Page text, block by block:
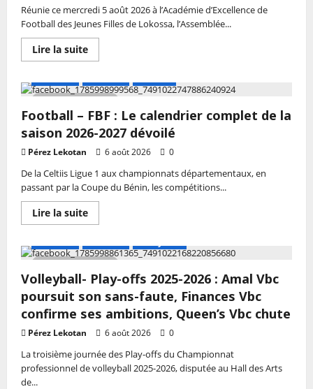
sifflet
béninois
à
Abidjan
Réunie ce mercredi 5 août 2026 à l’Académie d’Excellence de
Football des Jeunes Filles de Lokossa, l’Assemblée...
Lire la suiteEn
savoir
Football
–
:
Voici
les
dates
de
des
compétitions
pour
la
saison
2026-
Football – FBF : Le calendrier complet de la
saison 2026-2027 dévoilé
Pérez Lekotan 6 août 2026 0
De la Celtiis Ligue 1 aux championnats départementaux, en
passant par la Coupe du Bénin, les compétitions...
Lire la suiteEn
savoir
Football
–
FBF
calendrier
complet
de
saison
2026-
2027
dévoilé
Volleyball- Play-offs 2025-2026 : Amal Vbc
poursuit son sans-faute, Finances Vbc
confirme ses ambitions, Queen’s Vbc chute
Pérez Lekotan 6 août 2026 0
La troisième journée des Play-offs du Championnat
professionnel de volleyball 2025-2026, disputée au Hall des Arts
de...